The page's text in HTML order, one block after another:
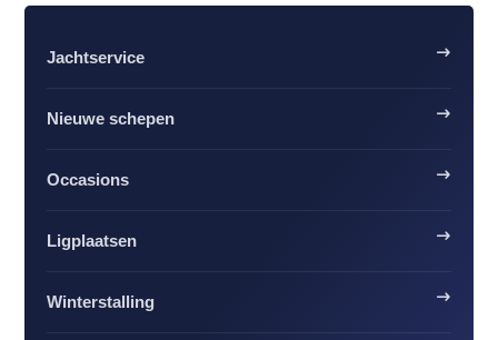
Jachtservice
Nieuwe schepen
Occasions
Ligplaatsen
Winterstalling